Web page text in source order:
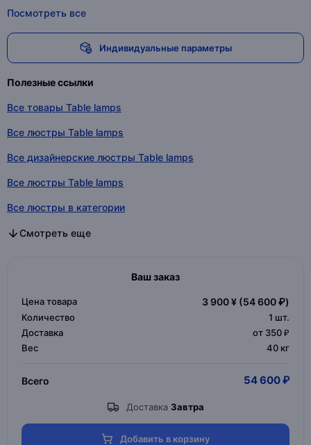
Посмотреть все
Индивидуальные параметры
Полезные ссылки
Все товары Table lamps
Все люстры Table lamps
Все дизайнерские люстры Table lamps
Все люстры Table lamps
Все люстры в категории
Все дизайнерские люстры в категории
Все люстры в категории
Смотреть еще
Ваш заказ
Цена товара 3 900 ¥ (54 600 ₽)
Количество 1 шт.
Доставка
от 350 ₽
Вес
40 кг
Всего 54 600 ₽
Доставка Завтра
Добавить в корзину